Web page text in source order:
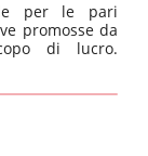
per le pari
promosse da
di lucro.